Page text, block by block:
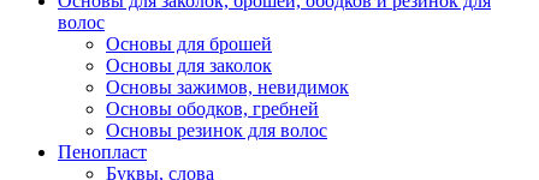
волос
Основы для брошей
Основы для заколок
Основы зажимов, невидимок
Основы ободков, гребней
Основы резинок для волос
Пенопласт
Буквы, слова